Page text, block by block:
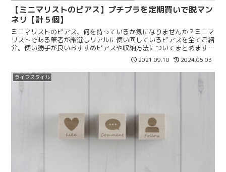
【ミニマリストのピアス】プチプラを定期買いで脱マン
ネリ【計５個】
ミニマリストのピアス、何を持っているか気になりませんか？ミニマ
リストである筆者が厳選しリアルに使い回しているピアスを全てご紹
介。使い勝手が良いおすすめピアスや収納方法についてまとめます。
2021.09.10 2024.05.03
ライフスタイル